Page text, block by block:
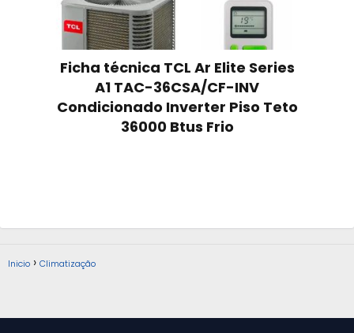
Ficha técnica TCL Ar Elite Series
A1 TAC-36CSA/CF-INV
Condicionado Inverter Piso Teto
36000 Btus Frio
Inicio Climatização